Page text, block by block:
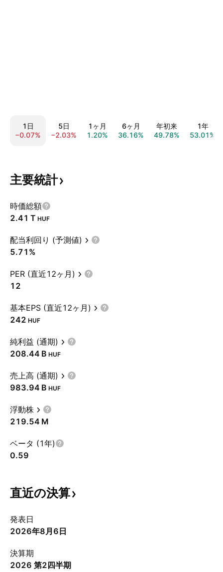
1日
−0.07%
5日
−2.03%
1ヶ月
1.20%
6ヶ月
36.16%
年初来
49.78%
1年
53.01%
主要統計
時価総額
‪2.41 T‬ HUF
配当利回り (予測値)
5.71%
PER (直近12ヶ月)
12
基本EPS (直近12ヶ月)
242 HUF
純利益 (通期)
‪208.44 B‬ HUF
売上高 (通期)
‪983.94 B‬ HUF
浮動株
‪219.54 M‬
ベータ (1年)
0.59
直近の決算
発表日
2026年8月6日
決算期
2026 第2四半期